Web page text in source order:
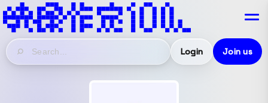
Login Join us